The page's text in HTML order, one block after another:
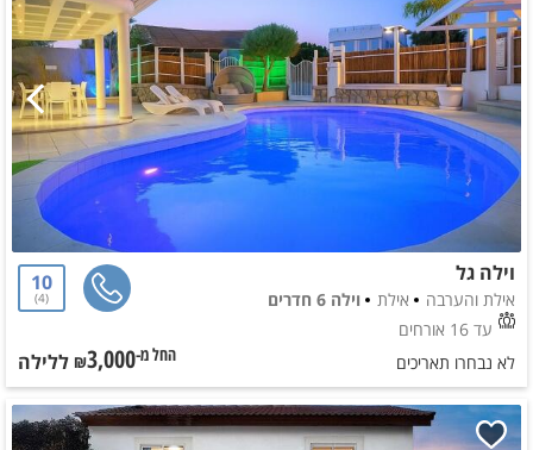
וילה גל
אילת והערבה אילת
וילה 6 חדרים
עד 16 אורחים
10
4
לא נבחרו תאריכים החל מ-₪3,000 ללילה